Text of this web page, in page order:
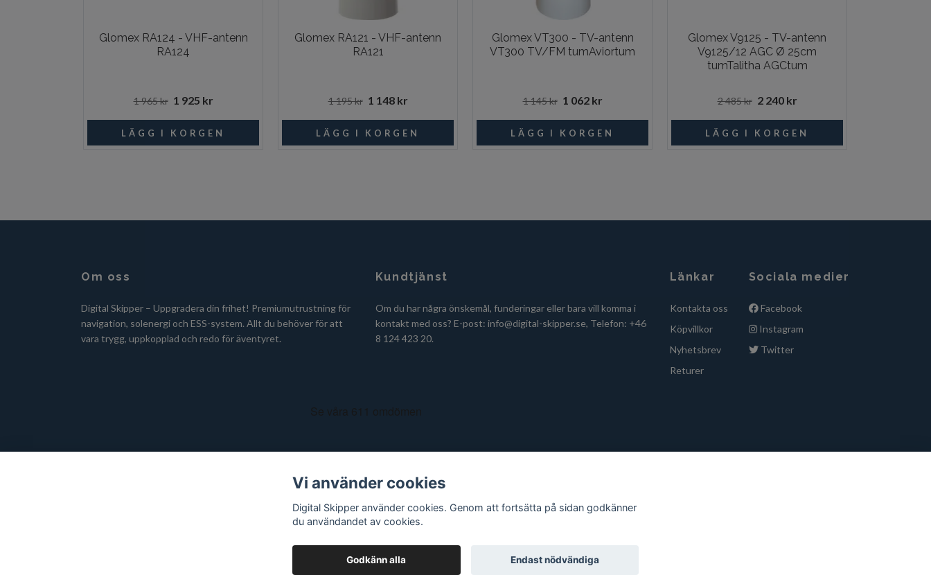
Glomex RA124 - VHF-antenn
RA124
1 965 kr 1 925 kr
Glomex RA121 - VHF-antenn
RA121
1 195 kr 1 148 kr
Glomex VT300 - TV-antenn
VT300 TV/FM tumAviortum
1 145 kr 1 062 kr
Glomex V9125 - TV-antenn
V9125/12 AGC Ø 25cm
tumTalitha AGCtum
2 485 kr 2 240 kr
Om oss
Digital Skipper – Uppgradera din frihet! Premiumutrustning för
navigation, solenergi och ESS-system. Allt du behöver för att
vara trygg, uppkopplad och redo för äventyret.
Kundtjänst
Om du har några önskemål, funderingar eller bara vill komma i
kontakt med oss? E-post: info@digital-skipper.se, Telefon: +46
8 124 423 20.
Länkar
Kontakta oss
Köpvillkor
Nyhetsbrev
Returer
Sociala medier
Facebook
Instagram
Twitter
Vi använder cookies
Digital Skipper använder cookies. Genom att fortsätta på sidan godkänner
du användandet av cookies.
Godkänn alla Endast nödvändiga